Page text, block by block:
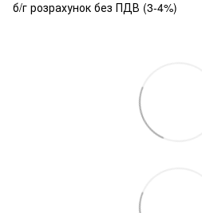
б/г розрахунок без ПДВ (3-4%)